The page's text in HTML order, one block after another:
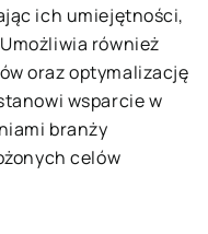
ich umiejętności,
również
oraz optymalizację
wsparcie w
branży
celów